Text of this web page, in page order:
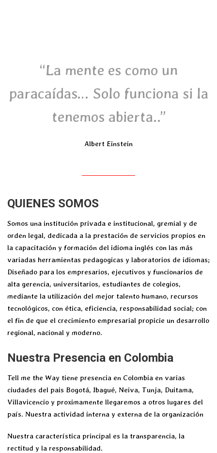
“La mente es como un
paracaídas… Solo funciona si la
tenemos abierta..”
Albert Einstein
QUIENES SOMOS
Somos una institución privada e institucional, gremial y de
orden legal, dedicada a la prestación de servicios propios en
la capacitación y formación del idioma inglés con las más
variadas herramientas pedagogicas y laboratorios de idiomas;
Diseñado para los empresarios, ejecutivos y funcionarios de
alta gerencia, universitarios, estudiantes de colegios,
mediante la utilización del mejor talento humano, recursos
tecnológicos, con ética, eficiencia, responsabilidad social; con
el fin de que el crecimiento empresarial propicie un desarrollo
regional, nacional y moderno.
Nuestra Presencia en Colombia
Tell me the Way tiene presencia en Colombia en varias
ciudades del pais Bogotá, Ibagué, Neiva, Tunja, Duitama,
Villavicencio y proximamente llegaremos a otros lugares del
país. Nuestra actividad interna y externa de la organización
Nuestra característica principal es la transparencia, la
rectitud y la responsabilidad.